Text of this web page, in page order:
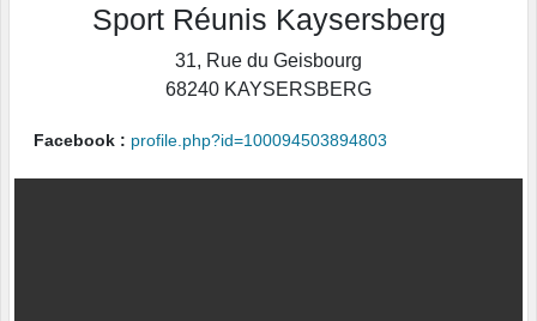
Sport Réunis Kaysersberg
31, Rue du Geisbourg
68240 KAYSERSBERG
Facebook : profile.php?id=100094503894803